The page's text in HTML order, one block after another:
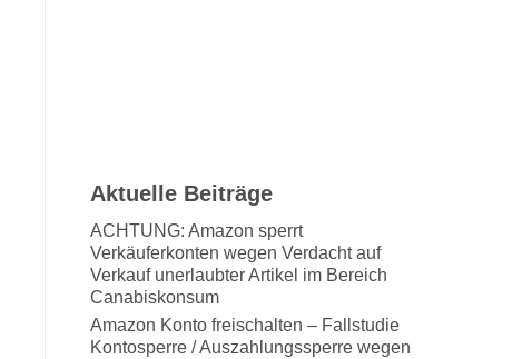
Aktuelle Beiträge
ACHTUNG: Amazon sperrt
Verkäuferkonten wegen Verdacht auf
Verkauf unerlaubter Artikel im Bereich
Canabiskonsum
Amazon Konto freischalten – Fallstudie
Kontosperre / Auszahlungssperre wegen